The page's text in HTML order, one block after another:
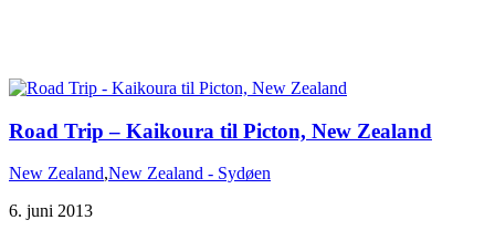
Road Trip – Kaikoura til Picton, New Zealand
New Zealand,New Zealand - Sydøen
6. juni 2013